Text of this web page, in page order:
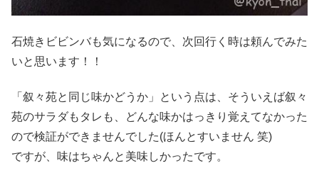
石焼きビビンバも気になるので、次回行く時は頼んでみた
いと思います！！
「叙々苑と同じ味かどうか」という点は、そういえば叙々
苑のサラダもタレも、どんな味かはっきり覚えてなかった
ので検証ができませんでした(ほんとすいません 笑)
ですが、味はちゃんと美味しかったです。